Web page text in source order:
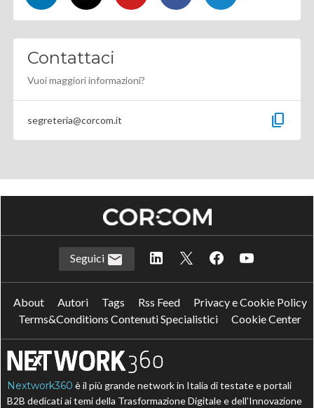
Contattaci
Vuoi maggiori informazioni?
segreteria@corcom.it content_copy
Seguici
About Autori Tags Rss Feed
Privacy e Cookie Policy
Terms&Conditions Contenuti Specialistici
Cookie Center
Nextwork360 è il più grande network in Italia di testate e portali
B2B dedicati ai temi della Trasformazione Digitale e dell’Innovazione